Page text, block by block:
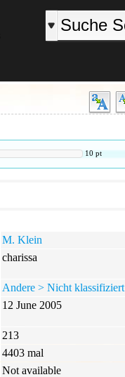
10 pt
M. Klein
charissa
Andere > Nicht klassifiziert
12 June 2005
213
4403 mal
Not available